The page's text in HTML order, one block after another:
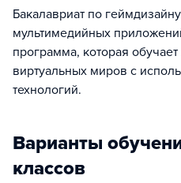
Бакалавриат по
мультимедийных
программа, которая
виртуальных миров с
технологий.
Варианты
классов